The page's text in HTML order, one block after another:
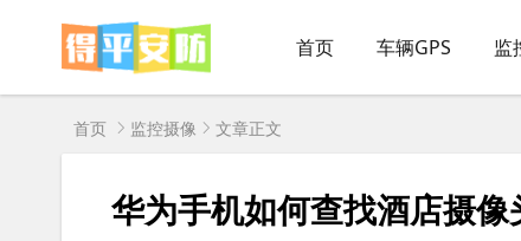
首页 车辆GPS 监
首页 监控摄像 文章正文
华为手机如何查找酒店摄